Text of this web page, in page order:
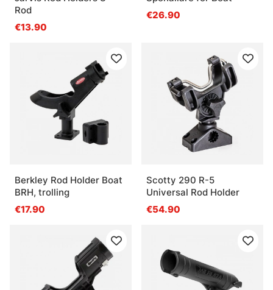
Rod
€13.90
€26.90
Berkley Rod Holder Boat
BRH, trolling
€17.90
Scotty 290 R-5
Universal Rod Holder
€54.90